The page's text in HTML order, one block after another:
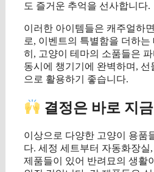
도 즐거운 추억을 선사합니다.
이러한 아이템들은 캐주얼하
로, 이벤트의 특별함을 더하
히, 고양이 테마의 소품들은
동시에 챙기기에 완벽하며,
으로 활용하기 좋습니다.
결정은 바로 지
이상으로 다양한 고양이 용품
다. 세정 세트부터 자동화장
제품들이 있어 반려묘의 생활